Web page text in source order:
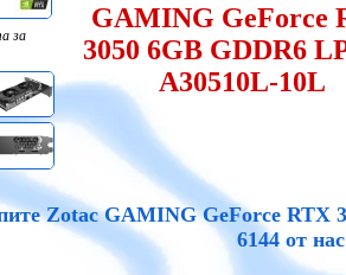
за
GAMING GeForce
3050 6GB GDDR6
A30510L-10L
Zotac GAMING GeForce RTX
6144 от